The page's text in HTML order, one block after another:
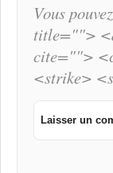
Vous
title="">
cite="">
<strike>